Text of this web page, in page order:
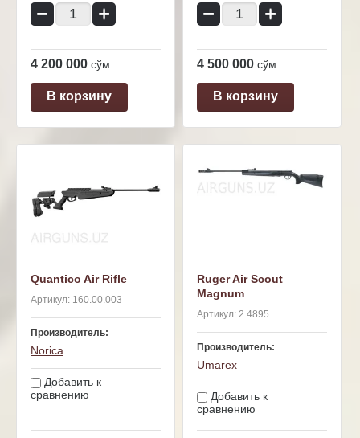
− +
4 200 000 сўм
В корзину
− +
4 500 000 сўм
В корзину
Quantico Air Rifle
Артикул: 160.00.003
Производитель:
Norica
Добавить к
сравнению
Ruger Air Scout
Magnum
Артикул:2.4895
Производитель:
Umarex
Добавить к
сравнению